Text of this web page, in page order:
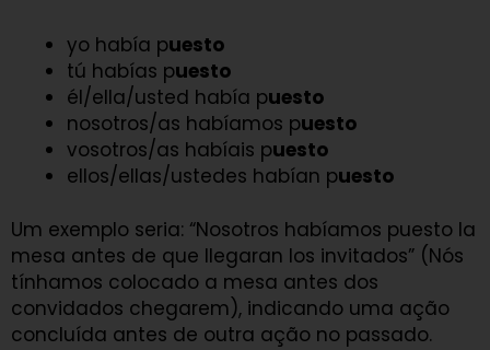
yo había puesto
tú habías puesto
él/ella/usted había puesto
nosotros/as habíamos puesto
vosotros/as habíais puesto
ellos/ellas/ustedes habían puesto
Um exemplo seria: “Nosotros habíamos puesto la
mesa antes de que llegaran los invitados” (Nós
tínhamos colocado a mesa antes dos
convidados chegarem), indicando uma ação
concluída antes de outra ação no passado.